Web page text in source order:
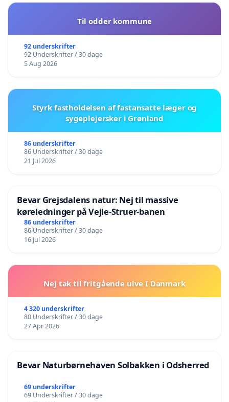
Til odder kommune
92 underskrifter
92 Underskrifter / 30 dage
5 Aug 2026
Styrk fastholdelsen af fastansatte læger og
sygeplejersker i Grønland
86 underskrifter
86 Underskrifter / 30 dage
21 Jul 2026
Bevar Grejsdalens natur: Nej til massive
køreledninger på Vejle-Struer-banen
86 underskrifter
86 Underskrifter / 30 dage
16 Jul 2026
Nej tak til fritgående ulve I Danmark
4 320 underskrifter
80 Underskrifter / 30 dage
27 Apr 2026
Bevar Naturbørnehaven Solbakken i Odsherred
69 underskrifter
69 Underskrifter / 30 dage